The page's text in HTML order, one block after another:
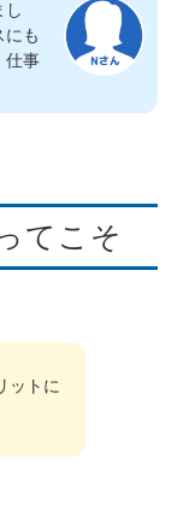
し
にも
仕事
てこそ
ットに